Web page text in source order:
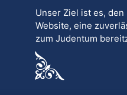
Unser Ziel ist es,
Website, eine
zum Judentum